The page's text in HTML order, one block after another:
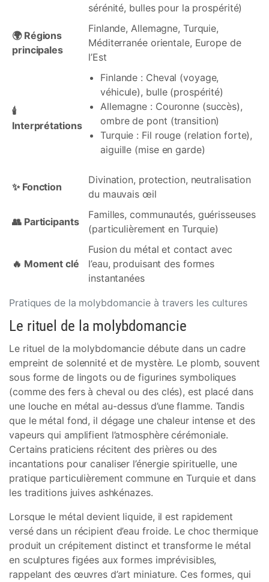
Pratiques de la molybdomancie à travers les cultures
sérénité, bulles pour la prospérité)
🌍 Régions
principales
Finlande, Allemagne, Turquie,
Méditerranée orientale, Europe de
l’Est
🕯️
Interprétations
Finlande : Cheval (voyage,
véhicule), bulle (prospérité)
Allemagne : Couronne (succès),
ombre de pont (transition)
Turquie : Fil rouge (relation forte),
aiguille (mise en garde)
✨ Fonction
Divination, protection, neutralisation
du mauvais œil
👥 Participants
Familles, communautés, guérisseuses
(particulièrement en Turquie)
🔥 Moment clé
Fusion du métal et contact avec
l’eau, produisant des formes
instantanées
Le rituel de la molybdomancie
Le rituel de la molybdomancie débute dans un cadre
empreint de solennité et de mystère. Le plomb, souvent
sous forme de lingots ou de figurines symboliques
(comme des fers à cheval ou des clés), est placé dans
une louche en métal au-dessus d’une flamme. Tandis
que le métal fond, il dégage une chaleur intense et des
vapeurs qui amplifient l’atmosphère cérémoniale.
Certains praticiens récitent des prières ou des
incantations pour canaliser l’énergie spirituelle, une
pratique particulièrement commune en Turquie et dans
les traditions juives ashkénazes.
Lorsque le métal devient liquide, il est rapidement
versé dans un récipient d’eau froide. Le choc thermique
produit un crépitement distinct et transforme le métal
en sculptures figées aux formes imprévisibles,
rappelant des œuvres d’art miniature. Ces formes, qui